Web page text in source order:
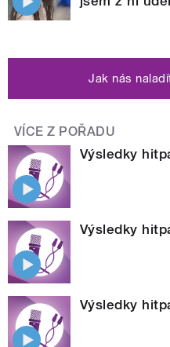
Jak nás
VÍCE Z POŘADU
Výsledky
Výsledky
Výsledky